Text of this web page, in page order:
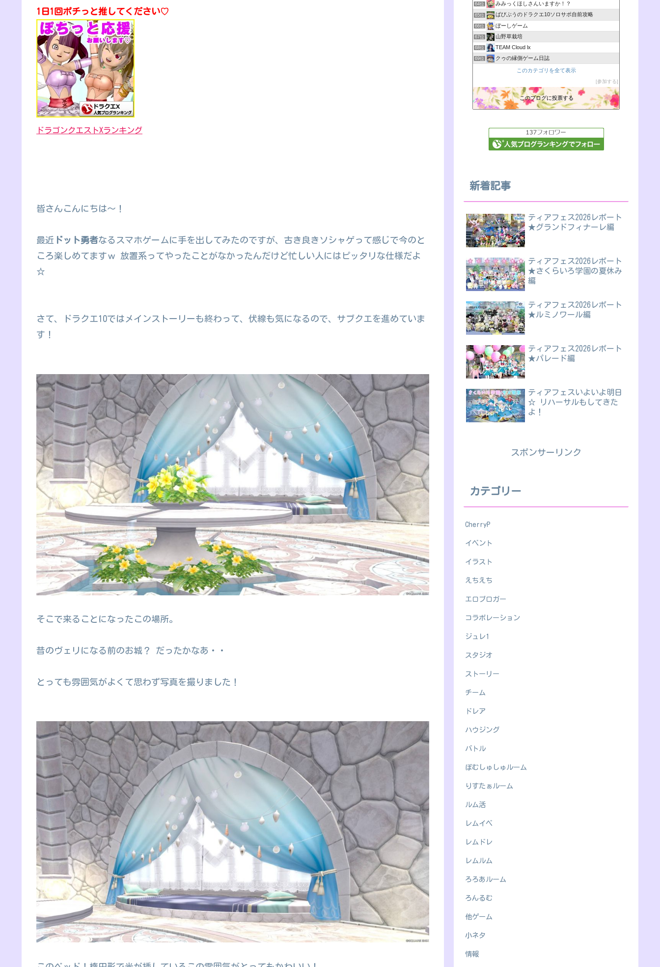
1日1回ポチっと推してください♡
ドラゴンクエストXランキング
皆さんこんにちは～！
最近 ドット勇者なるスマホゲームに手を出してみたのですが、古き良きソシャゲって感じで今のと
ころ楽しめてますｗ 放置系ってやったことがなかったんだけど忙しい人にはピッタリな仕様だよ
☆
さて、ドラクエ10ではメインストーリーも終わって、伏線も気になるので、サブクエを進めていま
す！
そこで来ることになったこの場所。
昔のヴェリになる前のお城？ だったかなあ・・
とっても雰囲気がよくて思わず写真を撮りました！
64位 みみっくほしさんいますか！？
65位 ばびぶうのドラクエ10ソロサポ自前攻略
66位 ぼーしゲーム
67位 山野草栽培
68位 TEAM Cloud lx
69位 クゥの縁側ゲーム日誌
このカテゴリを全て表示
参加する
このブログに投票する
新着記事
ティアフェス2026レポート
★グランドフィナーレ編
ティアフェス2026レポート
★さくらいろ学園の夏休み
編
ティアフェス2026レポート
★ルミノワール編
ティアフェス2026レポート
★パレード編
ティアフェスいよいよ明日
☆ リハーサルもしてきた
よ！
スポンサーリンク
カテゴリー
CherryP
イベント
イラスト
えちえち
エロブロガー
コラボレーション
ジュレ1
スタジオ
ストーリー
チーム
ドレア
ハウジング
バトル
ぽむしゅしゅルーム
りすたぁルーム
ルム活
レムイベ
レムドレ
レムルム
ろろあルーム
ろんるむ
他ゲーム
小ネタ
情報